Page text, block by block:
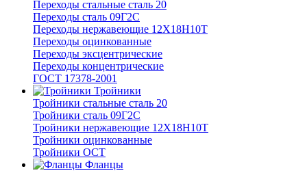
Переходы стальные сталь 20
Переходы сталь 09Г2С
Переходы нержавеющие 12Х18Н10Т
Переходы оцинкованные
Переходы эксцентрические
Переходы концентрические
ГОСТ 17378-2001
Тройники
Тройники стальные сталь 20
Тройники сталь 09Г2С
Тройники нержавеющие 12Х18Н10Т
Тройники оцинкованные
Тройники ОСТ
Фланцы